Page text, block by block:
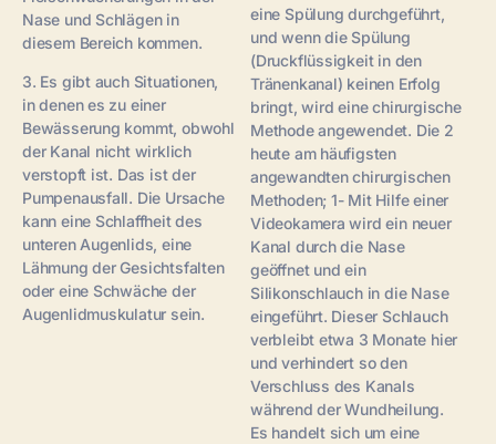
Nase und Schlägen in
diesem Bereich kommen.
3. Es gibt auch Situationen,
in denen es zu einer
Bewässerung kommt, obwohl
der Kanal nicht wirklich
verstopft ist. Das ist der
Pumpenausfall. Die Ursache
kann eine Schlaffheit des
unteren Augenlids, eine
Lähmung der Gesichtsfalten
oder eine Schwäche der
Augenlidmuskulatur sein.
eine Spülung durchgeführt,
und wenn die Spülung
(Druckflüssigkeit in den
Tränenkanal) keinen Erfolg
bringt, wird eine chirurgische
Methode angewendet. Die 2
heute am häufigsten
angewandten chirurgischen
Methoden; 1- Mit Hilfe einer
Videokamera wird ein neuer
Kanal durch die Nase
geöffnet und ein
Silikonschlauch in die Nase
eingeführt. Dieser Schlauch
verbleibt etwa 3 Monate hier
und verhindert so den
Verschluss des Kanals
während der Wundheilung.
Es handelt sich um eine